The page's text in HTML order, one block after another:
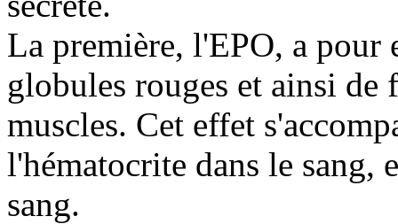
La première, l'EPO, a
globules rouges et ainsi
muscles. Cet effet
l'hématocrite dans le sang,
sang.